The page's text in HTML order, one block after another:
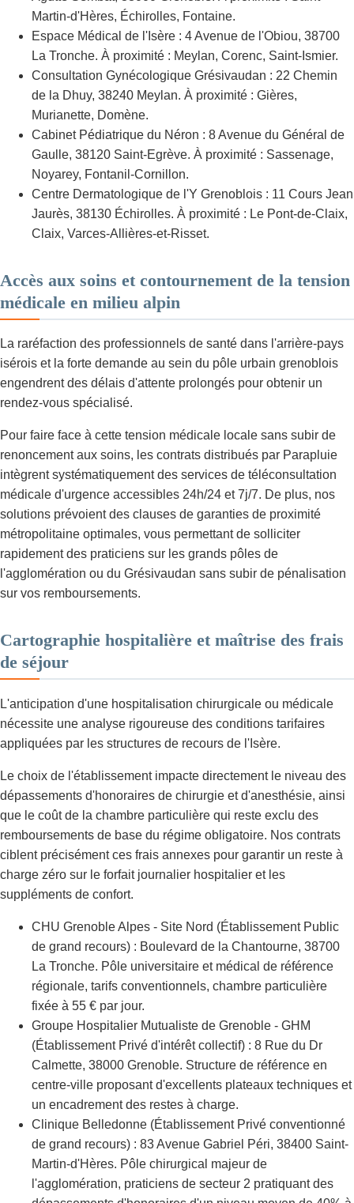
Martin-d'Hères, Échirolles, Fontaine.
Espace Médical de l'Isère : 4 Avenue de l'Obiou, 38700
La Tronche. À proximité : Meylan, Corenc, Saint-Ismier.
Consultation Gynécologique Grésivaudan : 22 Chemin
de la Dhuy, 38240 Meylan. À proximité : Gières,
Murianette, Domène.
Cabinet Pédiatrique du Néron : 8 Avenue du Général de
Gaulle, 38120 Saint-Egrève. À proximité : Sassenage,
Noyarey, Fontanil-Cornillon.
Centre Dermatologique de l'Y Grenoblois : 11 Cours Jean
Jaurès, 38130 Échirolles. À proximité : Le Pont-de-Claix,
Claix, Varces-Allières-et-Risset.
Accès aux soins et contournement de la tension
médicale en milieu alpin
La raréfaction des professionnels de santé dans l'arrière-pays
isérois et la forte demande au sein du pôle urbain grenoblois
engendrent des délais d'attente prolongés pour obtenir un
rendez-vous spécialisé.
Pour faire face à cette tension médicale locale sans subir de
renoncement aux soins, les contrats distribués par Parapluie
intègrent systématiquement des services de téléconsultation
médicale d'urgence accessibles 24h/24 et 7j/7. De plus, nos
solutions prévoient des clauses de garanties de proximité
métropolitaine optimales, vous permettant de solliciter
rapidement des praticiens sur les grands pôles de
l'agglomération ou du Grésivaudan sans subir de pénalisation
sur vos remboursements.
Cartographie hospitalière et maîtrise des frais
de séjour
L'anticipation d'une hospitalisation chirurgicale ou médicale
nécessite une analyse rigoureuse des conditions tarifaires
appliquées par les structures de recours de l'Isère.
Le choix de l'établissement impacte directement le niveau des
dépassements d'honoraires de chirurgie et d'anesthésie, ainsi
que le coût de la chambre particulière qui reste exclu des
remboursements de base du régime obligatoire. Nos contrats
ciblent précisément ces frais annexes pour garantir un reste à
charge zéro sur le forfait journalier hospitalier et les
suppléments de confort.
CHU Grenoble Alpes - Site Nord (Établissement Public
de grand recours) : Boulevard de la Chantourne, 38700
La Tronche. Pôle universitaire et médical de référence
régionale, tarifs conventionnels, chambre particulière
fixée à 55 € par jour.
Groupe Hospitalier Mutualiste de Grenoble - GHM
(Établissement Privé d'intérêt collectif) : 8 Rue du Dr
Calmette, 38000 Grenoble. Structure de référence en
centre-ville proposant d'excellents plateaux techniques et
un encadrement des restes à charge.
Clinique Belledonne (Établissement Privé conventionné
de grand recours) : 83 Avenue Gabriel Péri, 38400 Saint-
Martin-d'Hères. Pôle chirurgical majeur de
l'agglomération, praticiens de secteur 2 pratiquant des